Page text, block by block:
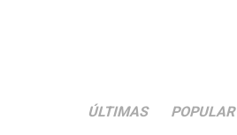
ÚLTIMAS POPULAR